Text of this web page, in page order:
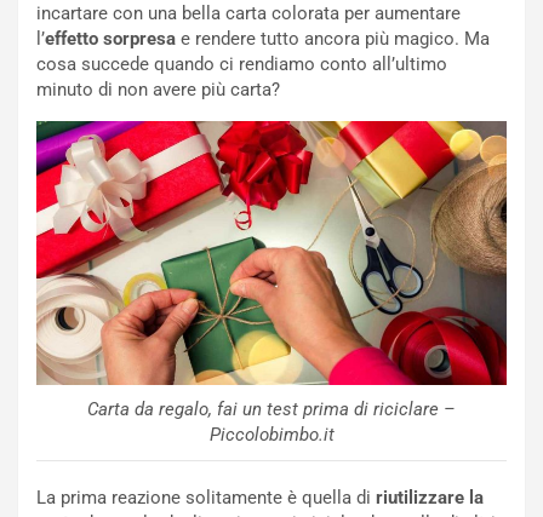
incartare con una bella carta colorata per aumentare
l’effetto sorpresa e rendere tutto ancora più magico. Ma
cosa succede quando ci rendiamo conto all’ultimo
minuto di non avere più carta?
Carta da regalo, fai un test prima di riciclare –
Piccolobimbo.it
La prima reazione solitamente è quella di riutilizzare la